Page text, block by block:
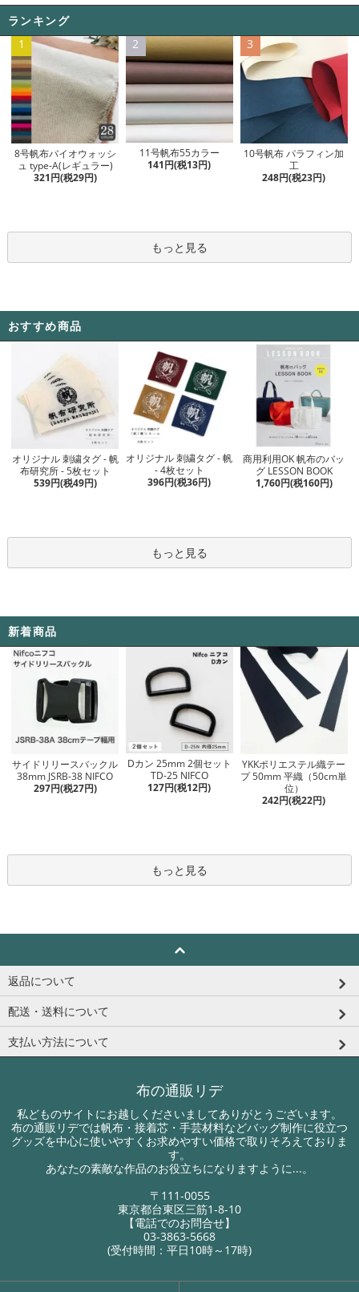
ランキング
1
8号帆布バイオウォッシ
ュ type-A(レギュラー)
321円(税29円)
2
11号帆布55カラー
141円(税13円)
3
10号帆布 パラフィン加
工
248円(税23円)
もっと見る
おすすめ商品
オリジナル 刺繍タグ - 帆
布研究所 - 5枚セット
539円(税49円)
オリジナル 刺繍タグ - 帆
- 4枚セット
396円(税36円)
商用利用OK 帆布のバッ
グ LESSON BOOK
1,760円(税160円)
もっと見る
新着商品
サイドリリースバックル
38mm JSRB-38 NIFCO
297円(税27円)
Dカン 25mm 2個セット
TD-25 NIFCO
127円(税12円)
YKKポリエステル織テー
プ 50mm 平織（50cm単
位）
242円(税22円)
もっと見る
返品について
配送・送料について
支払い方法について
布の通販リデ
私どものサイトにお越しくださいましてありがとうございます。
布の通販リデでは帆布・接着芯・手芸材料などバッグ制作に役立つ
グッズを中心に使いやすくお求めやすい価格で取りそろえておりま
す。
あなたの素敵な作品のお役立ちになりますように...。
〒111-0055
東京都台東区三筋1-8-10
【電話でのお問合せ】
03-3863-5668
(受付時間：平日10時～17時)